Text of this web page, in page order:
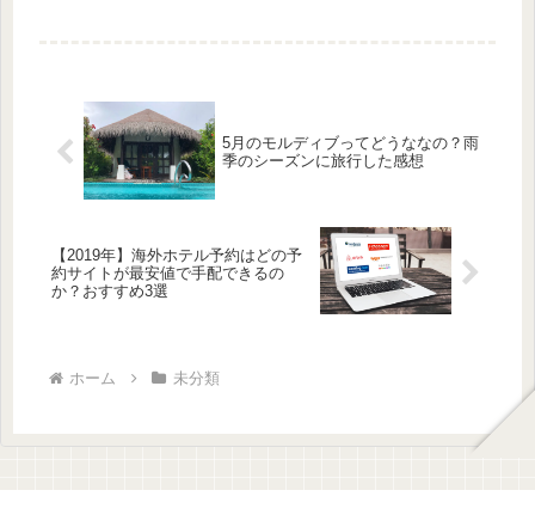
5月のモルディブってどうななの？雨
季のシーズンに旅行した感想
【2019年】海外ホテル予約はどの予
約サイトが最安値で手配できるの
か？おすすめ3選
ホーム 未分類